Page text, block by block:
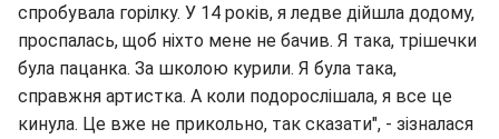
спробувала горілку. У 14 років, я ледве дійшла додому,
проспалась, щоб ніхто мене не бачив. Я така, трішечки
була пацанка. За школою курили. Я була така,
справжня артистка. А коли подорослішала, я все це
кинула. Це вже не прикольно, так сказати", - зізналася